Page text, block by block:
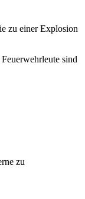
zu einer Explosion
sind
zu